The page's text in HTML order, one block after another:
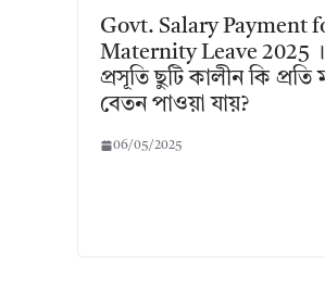
Govt. Salary Payment
Maternity Leave 2025 ।
প্রসূতি ছুটি কালীন কি প্রতি
বেতন পাওয়া যায়?
06/05/2025